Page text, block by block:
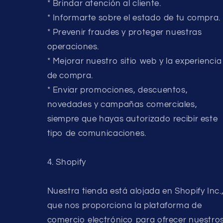
* Brindar atención al cliente.
* Informarte sobre el estado de tu compra.
* Prevenir fraudes y proteger nuestras
operaciones.
* Mejorar nuestro sitio web y la experiencia
de compra.
* Enviar promociones, descuentos,
novedades y campañas comerciales,
siempre que hayas autorizado recibir este
tipo de comunicaciones.
4. Shopify
Nuestra tienda está alojada en Shopify
que nos proporciona la plataforma de
comercio electrónico para ofrecer